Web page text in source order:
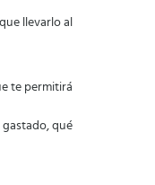
llevarlo al
te permitirá
qué